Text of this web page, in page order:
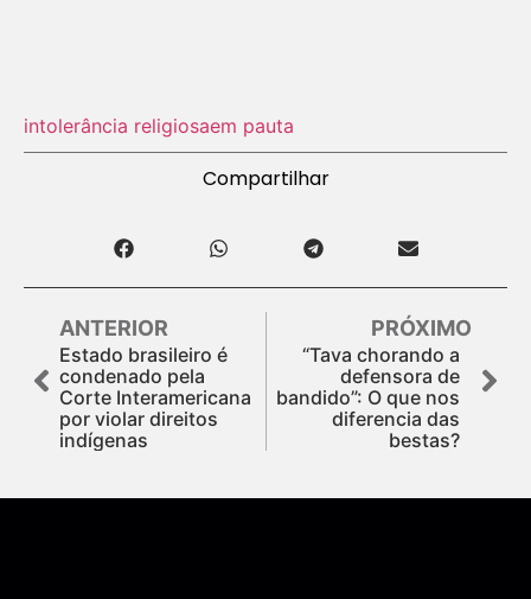
intolerância religiosaem pauta
Compartilhar
ANTERIOR
Estado brasileiro é
condenado pela
Corte Interamericana
por violar direitos
indígenas
PRÓXIMO
“Tava chorando a
defensora de
bandido”: O que nos
diferencia das
bestas?